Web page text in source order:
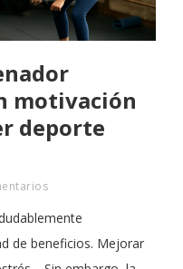
motivación
deporte
de beneficios. Mejorar